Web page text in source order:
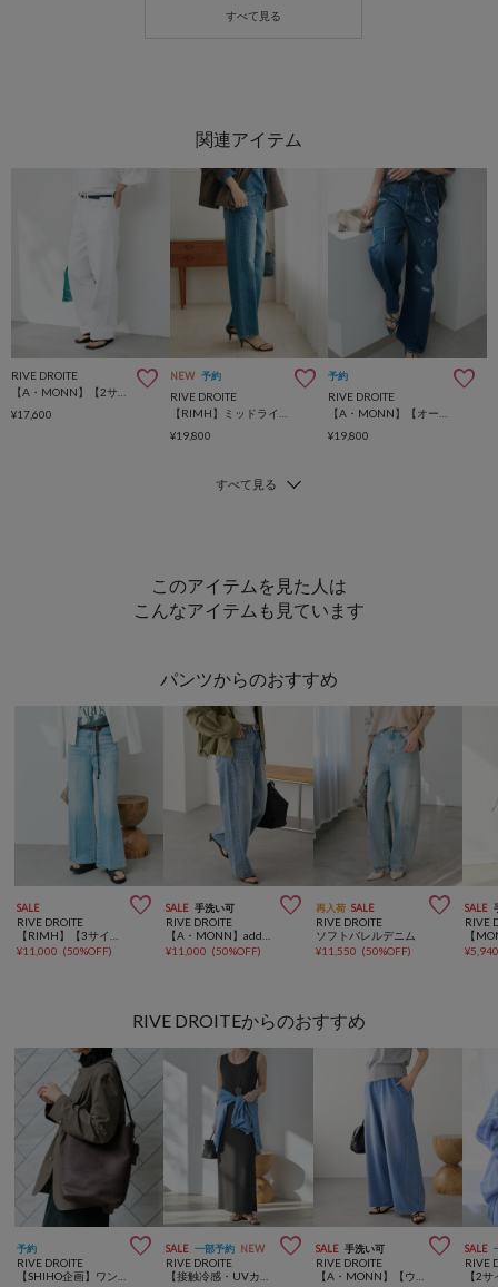
RIVE DROITE
【A・MONN】【2サイズ展開】フロントナローslimデニム
¥17,600
NEW 予約
RIVE DROITE
【RIMH】ミッドライズストレートデニム
¥19,800
予約
RIVE DROITE
【A・MONN】【オーバーサイズシルエット】パッチワークデニムパンツ
¥19,800
このアイテムを見た人は
こんなアイテムも見ています
パンツからのおすすめ
SALE 
RIVE DROITE
¥11,000 (50%OFF)
SALE 手洗い可 
RIVE DROITE
¥11,000 (50%OFF)
再入荷 SALE 
RIVE DROITE
ソフトバレルデニム
¥11,550 (50%OFF)
SALE
RIVE
¥
RIVE DROITEからのおすすめ
予約 
RIVE DROITE
SALE 一部予約 NEW 
RIVE DROITE
SALE 手洗い可 
RIVE DROITE
SALE
RIVE